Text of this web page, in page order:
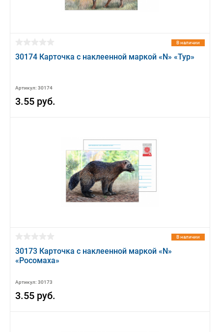
В наличии
30174 Карточка с наклеенной маркой «N» «Тур»
Артикул: 30174
3.55 руб.
В наличии
30173 Карточка с наклеенной маркой «N»
«Росомаха»
Артикул: 30173
3.55 руб.